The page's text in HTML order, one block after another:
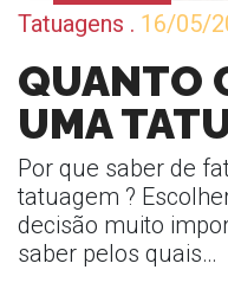
Tatuagens . 16/05/
QUANTO
UMA
Por que saber de
tatuagem ?
decisão muito
saber pelos quais…